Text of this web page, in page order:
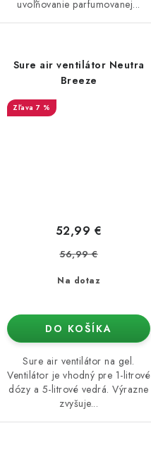
uvoľňovanie parfumovanej...
Sure air ventilátor Neutra
Breeze
7 %
Na dotaz
52,99 €
56,99 €
DO KOŠÍKA
Sure air ventilátor na gel.
Ventilátor je vhodný pre 1-litrové
dózy a 5-litrové vedrá. Výrazne
zvyšuje...